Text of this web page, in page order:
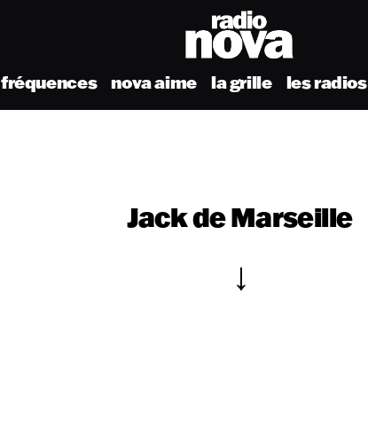
fréquences nova aime la grille les radios
Jack de Marseille